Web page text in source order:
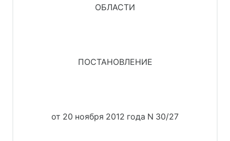
ОБЛАСТИ
ПОСТАНОВЛЕНИЕ
от 20 ноября 2012 года N 30/27